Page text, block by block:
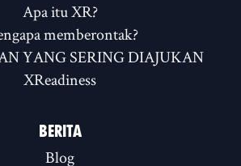
Apa itu XR?
memberontak?
YANG SERING DIAJUKAN
XReadiness
BERITA
Blog